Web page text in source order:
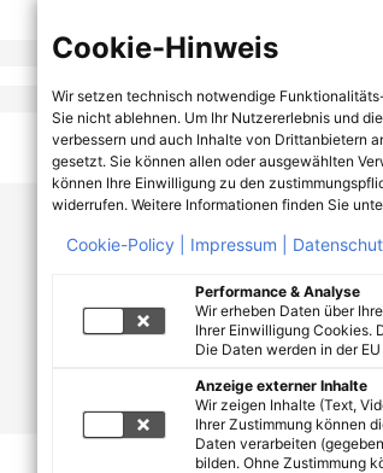
Cookie-Hinweis
Wir setzen technisch notwendige
Sie nicht ablehnen. Um Ihr Nutzererlebnis und
verbessern und auch Inhalte von Drittanbietern
gesetzt. Sie können allen oder ausgewählten
können Ihre Einwilligung zu den
widerrufen. Weitere Informationen finden Sie
Cookie-Policy | Impressum |
Performance & Analyse
Wir erheben Daten über
Ihrer Einwilligung Cookies.
Die Daten werden in der
Anzeige externer Inhalte
Wir zeigen Inhalte (Text,
Ihrer Zustimmung können
Daten verarbeiten
bilden. Ohne Zustimmung